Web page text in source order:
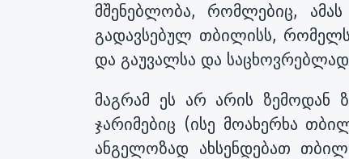
მშენებლობა, რომლებიც,
გადავსებულ თბილისს,
და გაუვალსა და საცხოვრებლად
მაგრამ ეს არ არის ზემოდან
ჯარიმებიც (ისე მოახერხა
ანგელოზად ახსენდებათ